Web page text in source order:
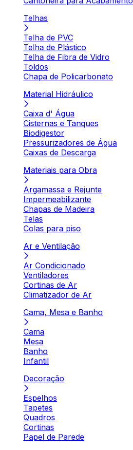
Telhas
Telha de PVC
Telha de Plástico
Telha de Fibra de Vidro
Toldos
Chapa de Policarbonato
Material Hidráulico
Caixa d' Água
Cisternas e Tanques
Biodigestor
Pressurizadores de Água
Caixas de Descarga
Materiais para Obra
Argamassa e Rejunte
Impermeabilizante
Chapas de Madeira
Telas
Colas para piso
Ar e Ventilação
Ar Condicionado
Ventiladores
Cortinas de Ar
Climatizador de Ar
Cama, Mesa e Banho
Cama
Mesa
Banho
Infantil
Decoração
Espelhos
Tapetes
Quadros
Cortinas
Papel de Parede